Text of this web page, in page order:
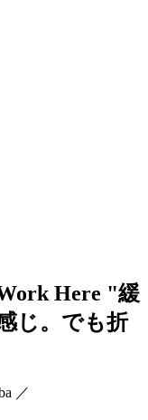
Here "緩
じ。でも折
／